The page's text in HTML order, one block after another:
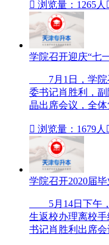
 浏览量：1265人
学院召开迎庆“七
7月1日，学院
委书记肖胜利，
晶出席会议，全
 浏览量：1679人
学院召开2020届
5月14日下午，
生返校办理离校
书记肖胜利出席